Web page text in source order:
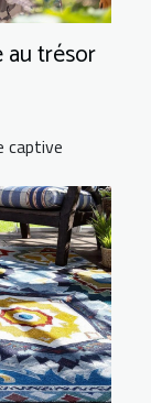
au trésor
captive